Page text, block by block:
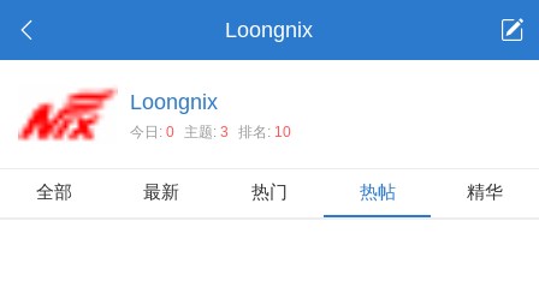
Loongnix
Loongnix
今日:0 主题:3 排名: 10
全部 最新 热门 热帖 精华